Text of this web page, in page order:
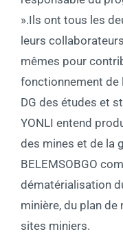
».Ils ont tous les
leurs
mêmes pour
fonctionnement de
DG des études et
YONLI entend
des mines et de la
BELEMSOBGO
dématérialisation
minière, du plan
sites miniers.